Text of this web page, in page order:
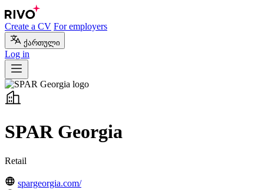
Create a CV For employers
ქართული
Log in
SPAR Georgia
Retail
spargeorgia.com/